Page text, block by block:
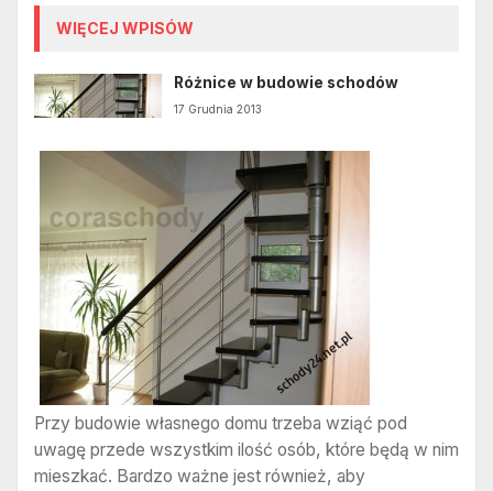
WIĘCEJ WPISÓW
Różnice w budowie schodów
17 Grudnia 2013
Przy budowie własnego domu trzeba wziąć pod
uwagę przede wszystkim ilość osób, które będą w nim
mieszkać. Bardzo ważne jest również, aby